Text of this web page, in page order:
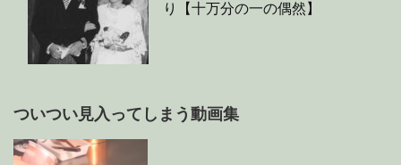
り【十万分の一の偶然】
ついつい見入ってしまう動画集